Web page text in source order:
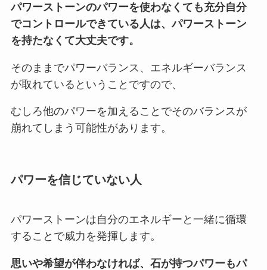
パワーストーンのパワーを使わなくても充分自分
でコントロールできている人は、パワーストーン
を持たなくて大丈夫です。
そのままでパワーバランス、エネルギーバランス
が取れているということですので、
むしろ他のパワーを加えることでそのバランスが
崩れてしまう可能性があります。
パワーを信じていない人
パワーストーンは自分のエネルギーと一緒に循環
することで威力を発揮します。
思いや希望が伴わなければ、石が持つパワーもパ